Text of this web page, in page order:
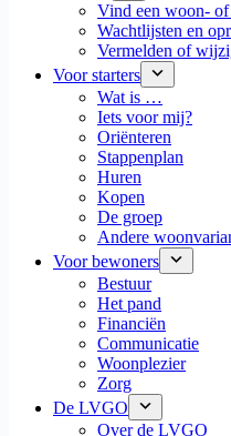
Vind een woon-
Wachtlijsten en
Vermelden of
Voor starters
Wat is …
Iets voor mij?
Oriënteren
Stappenplan
Huren
Kopen
De groep
Andere
Voor bewoners
Bestuur
Het pand
Financiën
Communicatie
Woonplezier
Zorg
De LVGO
Over de LVGO